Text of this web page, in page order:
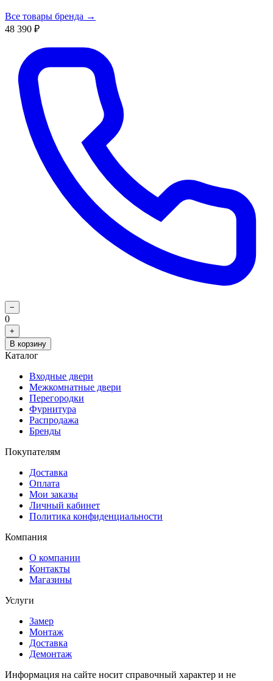
Все товары бренда →
48 390 ₽
−
0
+
В корзину
Каталог
Входные двери
Межкомнатные двери
Перегородки
Фурнитура
Распродажа
Бренды
Покупателям
Доставка
Оплата
Мои заказы
Личный кабинет
Политика конфиденциальности
Компания
О компании
Контакты
Магазины
Услуги
Замер
Монтаж
Доставка
Демонтаж
Информация на сайте носит справочный характер и не